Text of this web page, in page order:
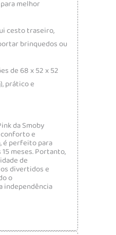
melhor
cesto traseiro,
brinquedos ou
de 68 x 52 x 52
prático e
da Smoby
e
é perfeito para
meses. Portanto,
de
divertidos e
o
independência